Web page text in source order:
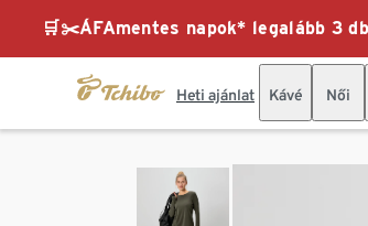
🛒✂️ÁFAmentes napok* legalább 3
Heti ajánlat Kávé Női